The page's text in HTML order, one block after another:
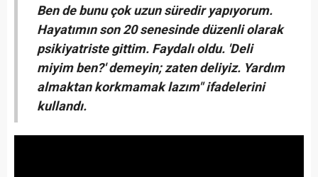
Ben de bunu çok uzun süredir yapıyorum.
Hayatımın son 20 senesinde düzenli olarak
psikiyatriste gittim. Faydalı oldu. 'Deli
miyim ben?' demeyin; zaten deliyiz. Yardım
almaktan korkmamak lazım" ifadelerini
kullandı.